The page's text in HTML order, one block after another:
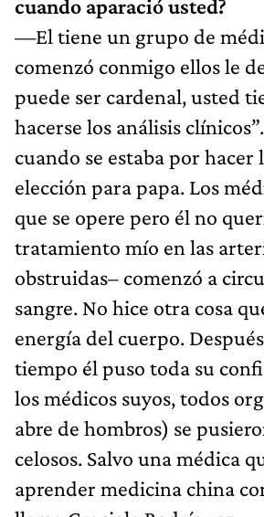
cuando aparació usted?
—El tiene un grupo de
comenzó conmigo ellos le
puede ser cardenal, usted
hacerse los análisis
cuando se estaba por hacer
elección para papa. Los
que se opere pero él no
tratamiento mío en las
obstruidas– comenzó a
sangre. No hice otra cosa
energía del cuerpo.
tiempo él puso toda su
los médicos suyos, todos
abre de hombros) se
celosos. Salvo una médica
aprender medicina china